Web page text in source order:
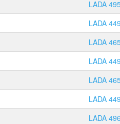
LADA
LADA 449
LADA
LADA 449
LADA
LADA 449
LADA 496